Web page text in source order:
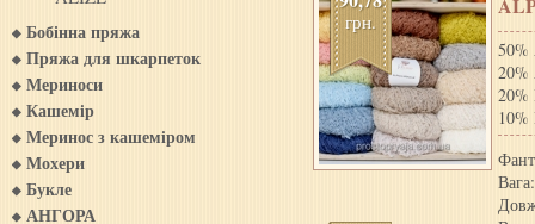
Бобінна пряжа
Пряжа для шкарпеток
Мериноси
Кашемiр
Меринос з кашемiром
Мохери
Букле
АНГОРА
грн.
50%
20%
20%